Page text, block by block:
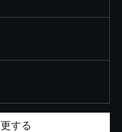
する